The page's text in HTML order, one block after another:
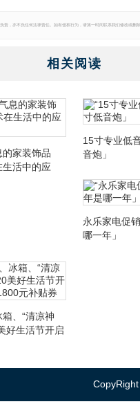
，亦不负任何法律责任。如有侵权行为，请第一时间联系我们修改或删除
相关阅读
家装饰品
生活中的应
15寸专业低
音炮」
永乐家电促
哪一年」
、“清凉神
好生活节开启